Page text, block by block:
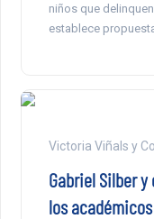
niños que
establece
Victoria Viñals y
Gabriel Silber y
los